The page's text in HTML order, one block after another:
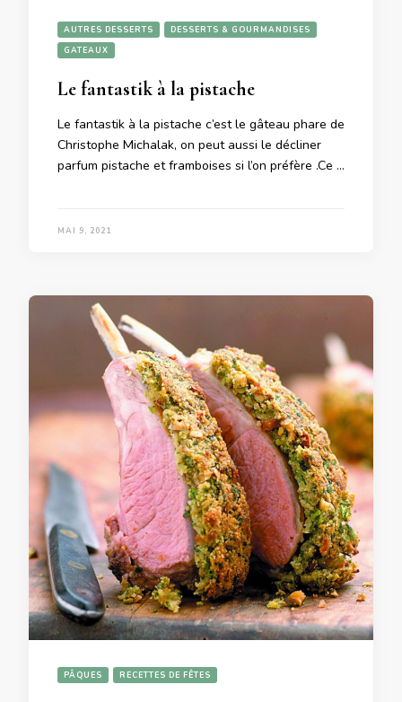
AUTRES DESSERTS
DESSERTS & GOURMANDISES
GATEAUX
Le fantastik à la pistache
Le fantastik à la pistache c’est le gâteau phare de
Christophe Michalak, on peut aussi le décliner
parfum pistache et framboises si l’on préfère .Ce …
MAI 9, 2021
PÂQUES RECETTES DE FÊTES